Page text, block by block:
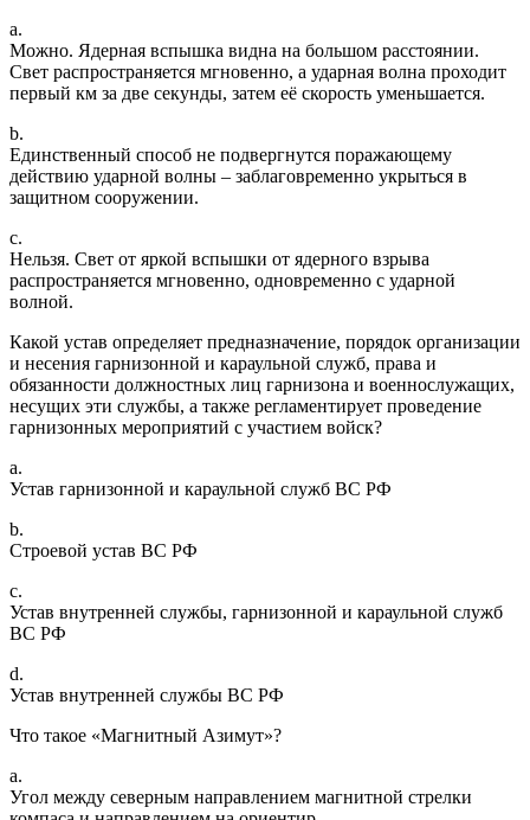
a.
Можно. Ядерная вспышка видна на большом расстоянии.
Свет распространяется мгновенно, а ударная волна проходит
первый км за две секунды, затем её скорость уменьшается.
b.
Единственный способ не подвергнутся поражающему
действию ударной волны – заблаговременно укрыться в
защитном сооружении.
c.
Нельзя. Свет от яркой вспышки от ядерного взрыва
распространяется мгновенно, одновременно с ударной
волной.
Какой устав определяет предназначение, порядок организации
и несения гарнизонной и караульной служб, права и
обязанности должностных лиц гарнизона и военнослужащих,
несущих эти службы, а также регламентирует проведение
гарнизонных мероприятий с участием войск?
a.
Устав гарнизонной и караульной служб ВС РФ
b.
Строевой устав ВС РФ
c.
Устав внутренней службы, гарнизонной и караульной служб
ВС РФ
d.
Устав внутренней службы ВС РФ
Что такое «Магнитный Азимут»?
a.
Угол между северным направлением магнитной стрелки